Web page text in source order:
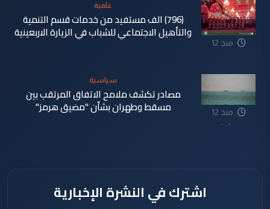
منذ 12
علمية
(796) الف مستفيد من خدمات قسم التنمية
والتأهيل الاجتماعي للشباب في الزيارة الاربعينية
منذ 12
ساعة
سياسية
مصادر تكشف ملامح الاتفاق المرتقب بين
مسقط وطهران بشأن "مضيق هرمز"
اشترك في النشرة الإخبارية